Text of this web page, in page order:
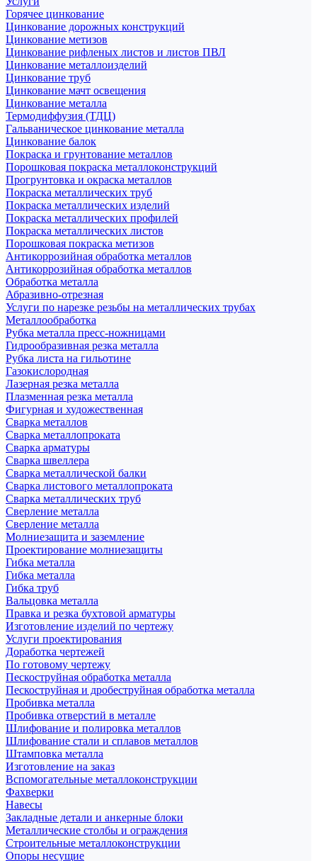
Горячее цинкование
Цинкование дорожных конструкций
Цинкование метизов
Цинкование рифленых листов и листов ПВЛ
Цинкование металлоизделий
Цинкование труб
Цинкование мачт освещения
Цинкование металла
Термодиффузия (ТДЦ)
Гальваническое цинкование металла
Цинкование балок
Покраска и грунтование металлов
Порошковая покраска металлоконструкций
Прогрунтовка и окраска металлов
Покраска металлических труб
Покраска металлических изделий
Покраска металлических профилей
Покраска металлических листов
Порошковая покраска метизов
Антикоррозийная обработка металлов
Антикоррозийная обработка металлов
Обработка металла
Абразивно-отрезная
Услуги по нарезке резьбы на металлических трубах
Металлообработка
Рубка металла пресс-ножницами
Гидрообразивная резка металла
Рубка листа на гильотине
Газокислородная
Лазерная резка металла
Плазменная резка металла
Фигурная и художественная
Сварка металлов
Сварка металлопроката
Сварка арматуры
Сварка швеллера
Сварка металлической балки
Сварка листового металлопроката
Сварка металлических труб
Сверление металла
Сверление металла
Молниезащита и заземление
Проектирование молниезащиты
Гибка металла
Гибка металла
Гибка труб
Вальцовка металла
Правка и резка бухтовой арматуры
Изготовление изделий по чертежу
Услуги проектирования
Доработка чертежей
По готовому чертежу
Пескоструйная обработка металла
Пескоструйная и дробеструйная обработка металла
Пробивка металла
Пробивка отверстий в металле
Шлифование и полировка металлов
Шлифование стали и сплавов металлов
Штамповка металла
Изготовление на заказ
Вспомогательные металлоконструкции
Фахверки
Навесы
Закладные детали и анкерные блоки
Металлические столбы и ограждения
Строительные металлоконструкции
Опоры несущие